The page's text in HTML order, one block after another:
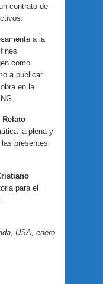
contrato de
a la
como
a publicar
en la
Relato
la plena y
presentes
para el
USA, enero